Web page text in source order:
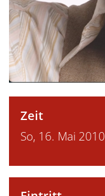
Zeit
So, 16. Mai 2010